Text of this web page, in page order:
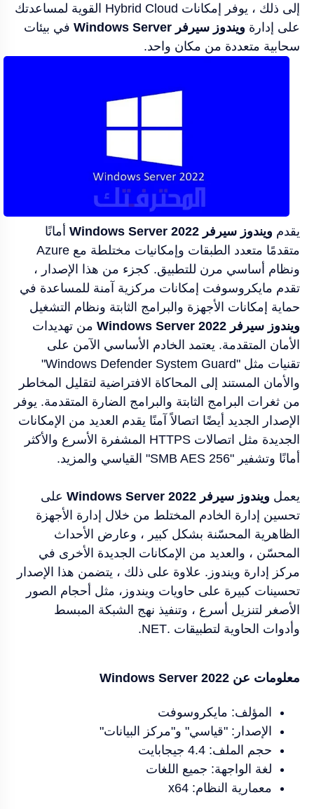
إلى ذلك ، يوفر إمكانات Hybrid Cloud القوية لمساعدتك
على إدارة ويندوز سيرفر Windows Server
في بيئات
سحابية متعددة من مكان واحد.
يقدم ويندوز سيرفر Windows Server 2022
أمانًا
متقدمًا متعدد الطبقات وإمكانيات مختلطة مع Azure
ونظام أساسي مرن للتطبيق. كجزء من هذا الإصدار ،
تقدم مايكروسوفت إمكانات مركزية آمنة للمساعدة في
حماية إمكانات الأجهزة والبرامج الثابتة ونظام التشغيل
ويندوز سيرفر 2022 Windows Server
من تهديدات
الأمان المتقدمة. يعتمد الخادم الأساسي الآمن على
تقنيات مثل "Windows Defender System Guard"
والأمان المستند إلى المحاكاة الافتراضية لتقليل المخاطر
من ثغرات البرامج الثابتة والبرامج الضارة المتقدمة. يوفر
الإصدار الجديد أيضًا اتصالاً آمنًا يقدم العديد من الإمكانات
الجديدة مثل اتصالات HTTPS المشفرة الأسرع والأكثر
أمانًا وتشفير "SMB AES 256" القياسي والمزيد.
يعمل ويندوز سيرفر Windows Server 2022
على
تحسين إدارة الخادم المختلط من خلال إدارة الأجهزة
الظاهرية المحسّنة بشكل كبير ، وعارض الأحداث
المحسّن ، والعديد من الإمكانات الجديدة الأخرى في
مركز إدارة ويندوز. علاوة على ذلك ، يتضمن هذا الإصدار
تحسينات كبيرة على حاويات ويندوز، مثل أحجام الصور
الأصغر لتنزيل أسرع ، وتنفيذ نهج الشبكة المبسط
وأدوات الحاوية لتطبيقات .NET.
معلومات عن Windows Server 2022
المؤلف: مايكروسوفت
الإصدار: "قياسي" و"مركز البيانات"
حجم الملف: 4.4 جيجابايت
لغة الواجهة: جميع اللغات
معمارية النظام: x64